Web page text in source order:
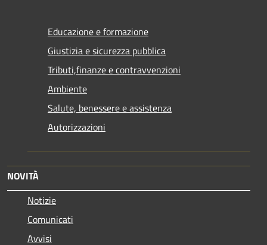
Educazione e formazione
Giustizia e sicurezza pubblica
Tributi,finanze e contravvenzioni
Ambiente
Salute, benessere e assistenza
Autorizzazioni
NOVITÀ
Notizie
Comunicati
Avvisi